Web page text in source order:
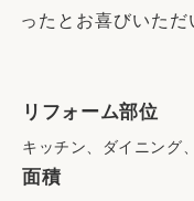
ったとお喜びいただ
リフォーム部位
キッチン、ダイニング
面積